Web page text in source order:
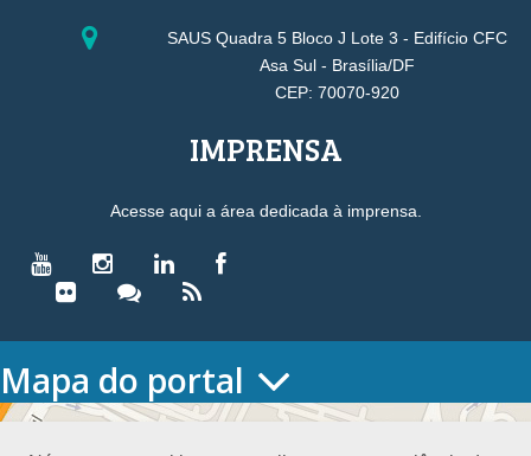
SAUS Quadra 5 Bloco J Lote 3 - Edifício CFC
Asa Sul - Brasília/DF
CEP: 70070-920
IMPRENSA
Acesse aqui a área dedicada à imprensa.
Mapa do portal
HOME